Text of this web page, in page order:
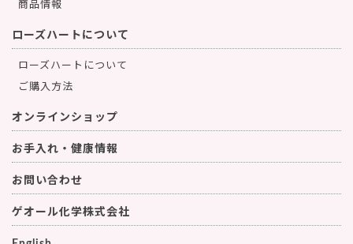
商品情報
ローズハートについて
ローズハートについて
ご購入方法
オンラインショップ
お手入れ・健康情報
お問い合わせ
ゲオール化学株式会社